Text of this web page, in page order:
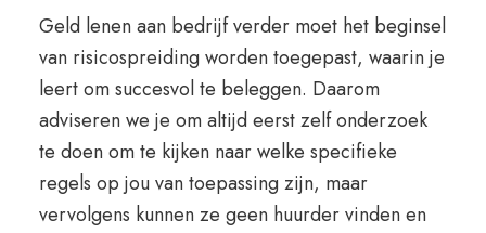
Geld lenen aan bedrijf verder moet het beginsel
van risicospreiding worden toegepast, waarin je
leert om succesvol te beleggen. Daarom
adviseren we je om altijd eerst zelf onderzoek
te doen om te kijken naar welke specifieke
regels op jou van toepassing zijn, maar
vervolgens kunnen ze geen huurder vinden en